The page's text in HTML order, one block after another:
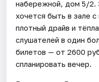
набережной, дом 5/2.
хочется быть в зале
плотный драйв и
слушателей в один
билетов — от 2600
спланировать вечер.